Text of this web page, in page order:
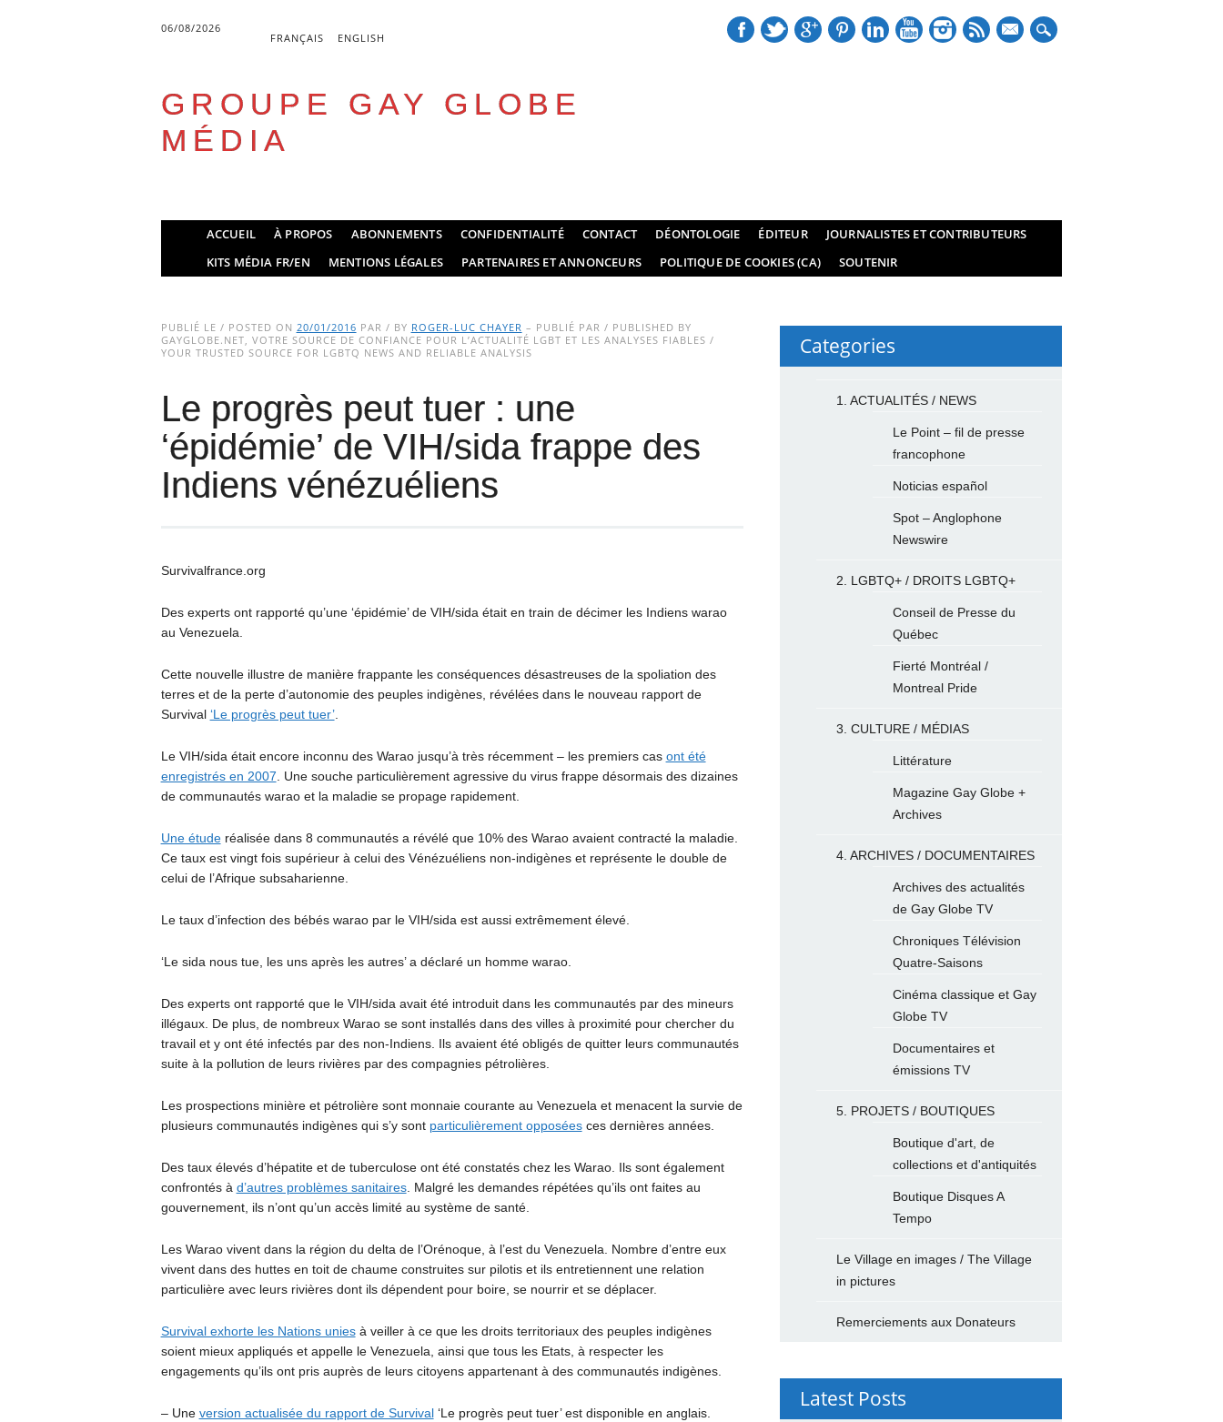
06/08/2026
FRANÇAIS ENGLISH
mail
GROUPE GAY GLOBE
MÉDIA
Main menu
ACCUEIL À PROPOS ABONNEMENTS CONFIDENTIALITÉ CONTACT DÉONTOLOGIE ÉDITEUR
JOURNALISTES ET CONTRIBUTEURS
KITS MÉDIA FR/EN
MENTIONS LÉGALES PARTENAIRES ET ANNONCEURS POLITIQUE DE COOKIES (CA) SOUTENIR
PUBLIÉ LE / POSTED ON 20/01/2016 PAR / BY ROGER-LUC CHAYER – PUBLIÉ PAR / PUBLISHED BY
GAYGLOBE.NET, VOTRE SOURCE DE CONFIANCE POUR L’ACTUALITÉ LGBT ET LES ANALYSES FIABLES /
YOUR TRUSTED SOURCE FOR LGBTQ NEWS AND RELIABLE ANALYSIS
Le progrès peut tuer : une
‘épidémie’ de VIH/sida frappe des
Indiens vénézuéliens
Survivalfrance.org
Des experts ont rapporté qu’une ‘épidémie’ de VIH/sida était en train de décimer les Indiens warao
au Venezuela.
Cette nouvelle illustre de manière frappante les conséquences désastreuses de la spoliation des
terres et de la perte d’autonomie des peuples indigènes, révélées dans le nouveau rapport de
Survival ‘Le progrès peut tuer’.
Le VIH/sida était encore inconnu des Warao jusqu’à très récemment – les premiers cas ont été
enregistrés en 2007 . Une souche particulièrement agressive du virus frappe désormais des dizaines
de communautés warao et la maladie se propage rapidement.
Une étuderéalisée dans 8 communautés a révélé que 10% des Warao avaient contracté la maladie.
Ce taux est vingt fois supérieur à celui des Vénézuéliens non-indigènes et représente le double de
celui de l’Afrique subsaharienne.
Le taux d’infection des bébés warao par le VIH/sida est aussi extrêmement élevé.
‘Le sida nous tue, les uns après les autres’ a déclaré un homme warao.
Des experts ont rapporté que le VIH/sida avait été introduit dans les communautés par des mineurs
illégaux. De plus, de nombreux Warao se sont installés dans des villes à proximité pour chercher du
travail et y ont été infectés par des non-Indiens. Ils avaient été obligés de quitter leurs communautés
suite à la pollution de leurs rivières par des compagnies pétrolières.
Les prospections minière et pétrolière sont monnaie courante au Venezuela et menacent la survie de
plusieurs communautés indigènes qui s’y sont particulièrement opposéesces dernières années.
Des taux élevés d’hépatite et de tuberculose ont été constatés chez les Warao. Ils sont également
confrontés à d’autres problèmes sanitaires. Malgré les demandes répétées qu’ils ont faites au
gouvernement, ils n’ont qu’un accès limité au système de santé.
Les Warao vivent dans la région du delta de l’Orénoque, à l’est du Venezuela. Nombre d’entre eux
vivent dans des huttes en toit de chaume construites sur pilotis et ils entretiennent une relation
particulière avec leurs rivières dont ils dépendent pour boire, se nourrir et se déplacer.
Survival exhorte les Nations uniesà veiller à ce que les droits territoriaux des peuples indigènes
soient mieux appliqués et appelle le Venezuela, ainsi que tous les Etats, à respecter les
engagements qu’ils ont pris auprès de leurs citoyens appartenant à des communautés indigènes.
– Une version actualisée du rapport de Survival‘Le progrès peut tuer’ est disponible en anglais.
Categories
1. ACTUALITÉS / NEWS
Le Point – fil de presse
francophone
Noticias español
Spot – Anglophone
Newswire
2. LGBTQ+ / DROITS LGBTQ+
Conseil de Presse du
Québec
Fierté Montréal /
Montreal Pride
3. CULTURE / MÉDIAS
Littérature
Magazine Gay Globe +
Archives
4. ARCHIVES / DOCUMENTAIRES
Archives des actualités
de Gay Globe TV
Chroniques Télévision
Quatre-Saisons
Cinéma classique et Gay
Globe TV
Documentaires et
émissions TV
5. PROJETS / BOUTIQUES
Boutique d'art, de
collections et d'antiquités
Boutique Disques A
Tempo
Le Village en images / The Village
in pictures
Remerciements aux Donateurs
Latest Posts